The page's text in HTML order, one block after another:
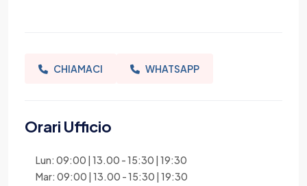
CHIAMACI WHATSAPP
Orari Ufficio
Lun: 09:00 | 13.00 - 15:30 | 19:30
Mar: 09:00 | 13.00 - 15:30 | 19:30